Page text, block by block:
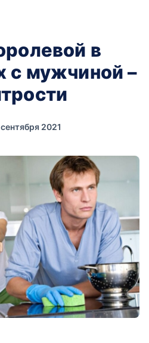
в
с мужчиной –
2021